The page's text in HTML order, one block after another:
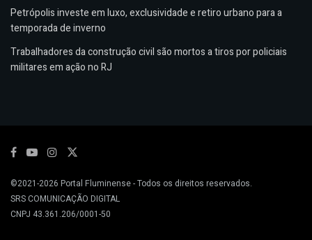
Petrópolis investe em luxo, exclusividade e retiro urbano para a
temporada de inverno
Trabalhadores da construção civil são mortos a tiros por policiais
militares em ação no RJ
©2021-2026 Portal Fluminense- Todos os direitos reservados.
SRS COMUNICAÇÃO DIGITAL
CNPJ 43.361.206/0001-50